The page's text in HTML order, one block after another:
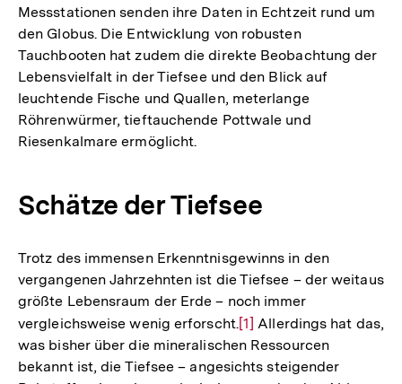
Messstationen senden ihre Daten in Echtzeit rund um
den Globus. Die Entwicklung von robusten
Tauchbooten hat zudem die direkte Beobachtung der
Lebensvielfalt in der Tiefsee und den Blick auf
leuchtende Fische und Quallen, meterlange
Röhrenwürmer, tieftauchende Pottwale und
Riesenkalmare ermöglicht.
Schätze der Tiefsee
Trotz des immensen Erkenntnisgewinns in den
vergangenen Jahrzehnten ist die Tiefsee – der weitaus
größte Lebensraum der Erde – noch immer
vergleichsweise wenig erforscht.Zur
Auflösung
der
[1] Allerdings hat das,
was bisher über die mineralischen Ressourcen
bekannt ist, die Tiefsee – angesichts steigender